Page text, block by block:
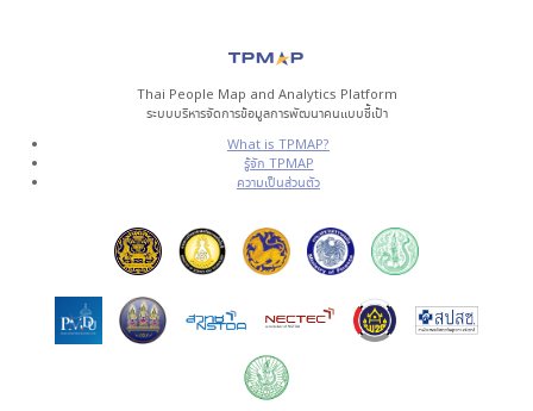
Thai People Map and Analytics Platform
ระบบบริหารจัดการข้อมูลการพัฒนาคนแบบชี้เป้า
What is TPMAP?
รู้จัก TPMAP
ความเป็นส่วนตัว